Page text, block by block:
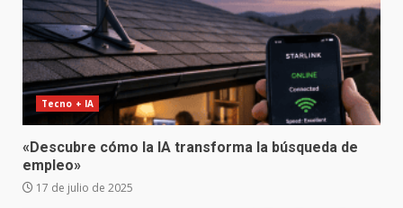
Tecno + IA
«Descubre cómo la IA transforma la búsqueda de
empleo»
17 de julio de 2025